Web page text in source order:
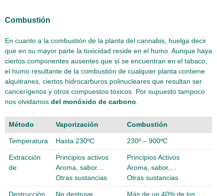
Combustión
En cuanto a la combustión de la planta del cannabis, huelga decir
que en su mayor parte la toxicidad reside en el humo. Aunque haya
ciertos componentes ausentes que sí se encuentran en el tabaco,
el humo resultante de la combustión de cualquier planta contiene
alquitranes, ciertos hidrocarburos polinucleares que resultan ser
cancerígenos y otros compuestos tóxicos. Por supuesto tampoco
nos olvidamos del monóxido de carbono
Método Vaporización Combustión
Temperatura Hasta 230ºC 230º – 900ºC
Extracción
de:
Principios activos
Aroma, sabor…
Otras sustancias
Principios Activos
Aroma, sabor,…
Otras sustancias
Destrucción
No destruye
Más de un 40% de los